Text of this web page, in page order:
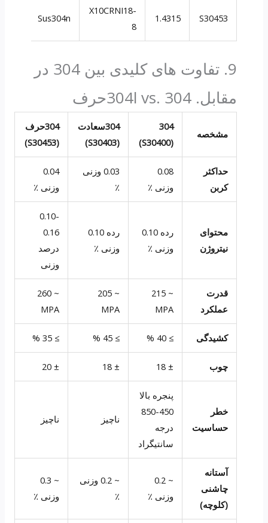
S30453
1.4315
X10CRNI18-
8
Sus304n
9. تفاوت های کلیدی بین 304 در
مقابل. 304l vs. 304حرف
مشخصه
304
(S30400)
304سعادت
(S30403)
304حرف
(S30453)
حداکثر
کربن
0.08
وزنی ٪
0.03 وزنی
٪
0.04
وزنی ٪
محتوای
نیتروژن
رده 0.10
وزنی ٪
رده 0.10
وزنی ٪
0.10-
0.16
درصد
وزنی
قدرت
عملکرد
~ 215
MPA
~ 205
MPA
~ 260
MPA
کشیدگی ≥ 40 %
≥ 45 %
≥ 35 %
چوب ± 18
± 18
± 20
خطر
حساسیت
پنجره بالا
450-850
درجه
سانتیگراد
ناچیز ناچیز
آستانه
چاشنی
(کلوچه)
~ 0.2
وزنی ٪
~ 0.2 وزنی
٪
~ 0.3
وزنی ٪